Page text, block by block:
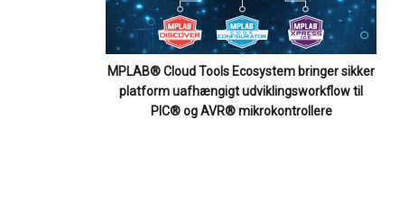
MPLAB® Cloud Tools Ecosystem bringer sikker
platform uafhængigt udviklingsworkflow til
PIC® og AVR® mikrokontrollere